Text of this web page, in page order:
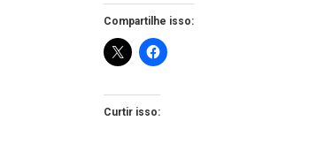
Compartilhe isso:
Curtir isso: